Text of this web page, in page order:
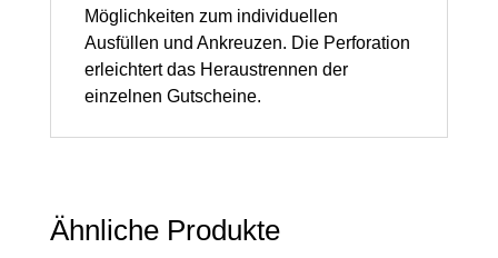
Stück
Menge
Möglichkeiten zum individuellen
Ausfüllen und Ankreuzen. Die Perforation
erleichtert das Heraustrennen der
einzelnen Gutscheine.
Ähnliche Produkte